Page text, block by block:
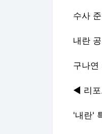
수사
내란
구나연
◀ 리
'내란'